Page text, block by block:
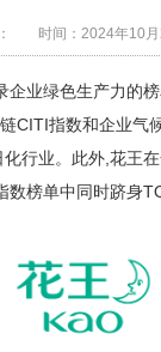
时间：2024年10月
业绿色生产力的
CITI指数和企业气
行业。此外,花王
榜单中同时跻身